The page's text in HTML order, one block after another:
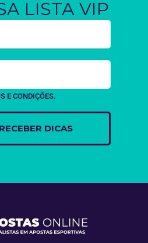
LISTA VIP
E CONDIÇÕES.